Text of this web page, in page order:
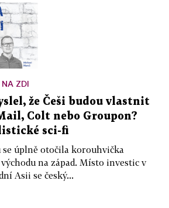
ZDI
že Češi budou vlastnit
Colt nebo Groupon?
sci-fi
se úplně otočila korouhvička
na západ. Místo investic v
Asii se český...